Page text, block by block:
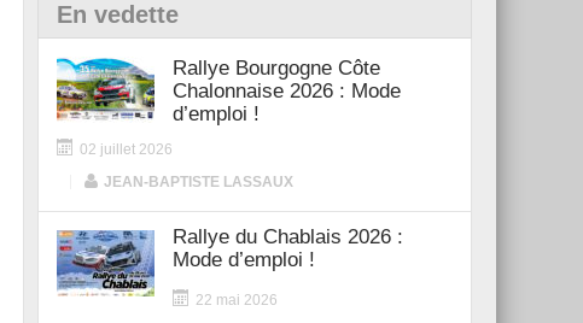
En vedette
Rallye Bourgogne Côte
Chalonnaise 2026 : Mode
d’emploi !
02 juillet 2026
JEAN-BAPTISTE LASSAUX
Rallye du Chablais 2026 :
Mode d’emploi !
22 mai 2026